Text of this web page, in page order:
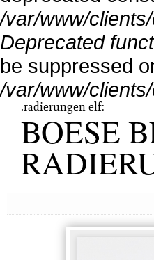
/var/www/
Deprecated
be suppressed
/var/www/
.radierungen elf:
BOESE